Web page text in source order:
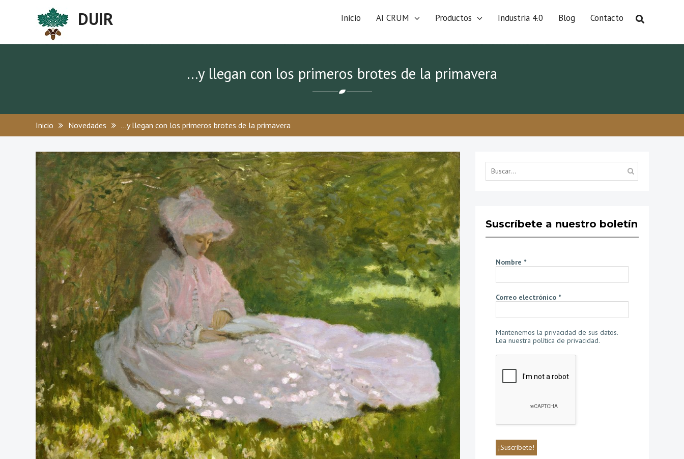
DUIR Inicio AI CRUM Productos Industria 4.0 Blog Contacto
…y llegan con los primeros brotes de la primavera
Inicio Novedades …y llegan con los primeros brotes de la primavera
Suscríbete a nuestro boletín
Nombre *
Correo electrónico *
Mantenemos la privacidad de sus datos.
Lea nuestra política de privacidad.